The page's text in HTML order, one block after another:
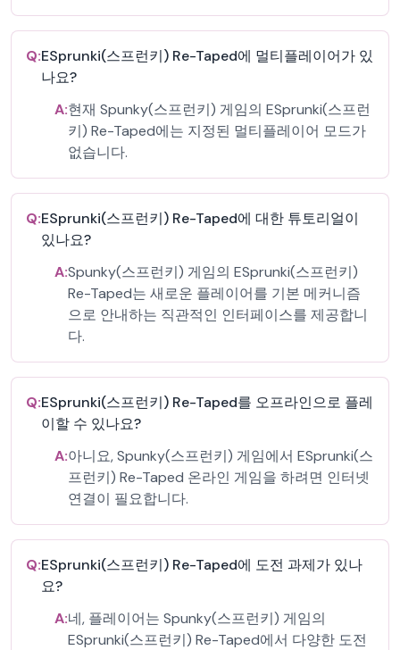
Q:ESprunki(스프런키) Re-Taped에 멀티플레이어가 있
나요?
A:현재 Spunky(스프런키) 게임의 ESprunki(스프런
키) Re-Taped에는 지정된 멀티플레이어 모드가
없습니다.
Q:ESprunki(스프런키) Re-Taped에 대한 튜토리얼이
있나요?
A:Spunky(스프런키) 게임의 ESprunki(스프런키)
Re-Taped는 새로운 플레이어를 기본 메커니즘
으로 안내하는 직관적인 인터페이스를 제공합니
다.
Q:ESprunki(스프런키) Re-Taped를 오프라인으로 플레
이할 수 있나요?
A:아니요, Spunky(스프런키) 게임에서 ESprunki(스
프런키) Re-Taped 온라인 게임을 하려면 인터넷
연결이 필요합니다.
Q:ESprunki(스프런키) Re-Taped에 도전 과제가 있나
요?
A:네, 플레이어는 Spunky(스프런키) 게임의
ESprunki(스프런키) Re-Taped에서 다양한 도전